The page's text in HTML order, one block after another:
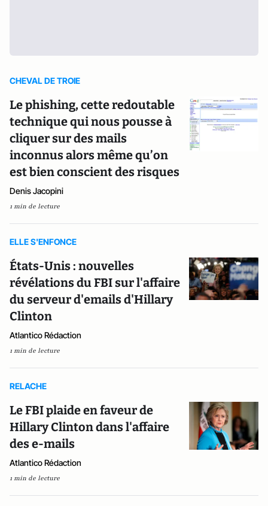
CHEVAL DE TROIE
Le phishing, cette redoutable
technique qui nous pousse à
cliquer sur des mails
inconnus alors même qu’on
est bien conscient des risques
Denis Jacopini
1 min de lecture
ELLE S'ENFONCE
États-Unis : nouvelles
révélations du FBI sur l'affaire
du serveur d'emails d'Hillary
Clinton
Atlantico Rédaction
1 min de lecture
RELACHE
Le FBI plaide en faveur de
Hillary Clinton dans l'affaire
des e-mails
Atlantico Rédaction
1 min de lecture